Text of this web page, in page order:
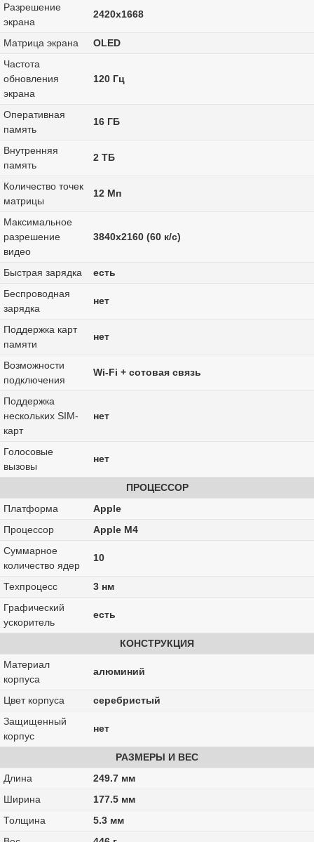
Разрешение
экрана
2420x1668
Матрица экрана
OLED
Частота
обновления
экрана
120 Гц
Оперативная
память
16 ГБ
Внутренняя
память
2 ТБ
Количество точек
матрицы
12 Мп
Максимальное
разрешение
видео
3840x2160 (60 к/с)
Быстрая зарядка
есть
Беспроводная
зарядка
нет
Поддержка карт
памяти
нет
Возможности
подключения
Wi-Fi + сотовая связь
Поддержка
нескольких SIM-
карт
нет
Голосовые
вызовы
нет
ПРОЦЕССОР
Платформа
Apple
Процессор
Apple M4
Суммарное
количество ядер
10
Техпроцесс
3 нм
Графический
ускоритель
есть
КОНСТРУКЦИЯ
Материал
корпуса
алюминий
Цвет корпуса
серебристый
Защищенный
корпус
нет
РАЗМЕРЫ И ВЕС
Длина
249.7 мм
Ширина
177.5 мм
Толщина
5.3 мм